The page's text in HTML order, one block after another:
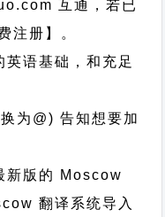
互通，若已
注册】。
语基础，和充足
为@) 告知想要加
新版的 Moscow
翻译系统导入